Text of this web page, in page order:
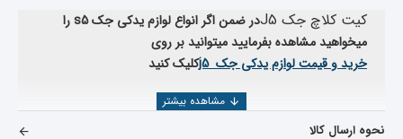
کیت کلاچ جک J5 در ضمن اگر انواع لوازم یدکی جکs5را
میخواهید مشاهده بفرمایید میتوانید بر روی
خرید و قیمت لوازم یدکی جکj5کلیک کنید
نحوه ارسال کالا